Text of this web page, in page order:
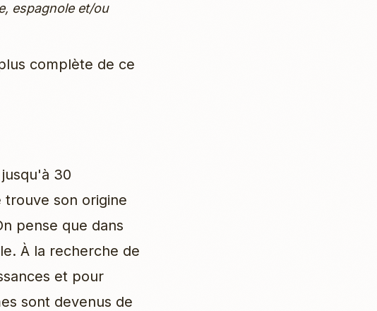
espagnole et/ou
complète de ce
30
son origine
pense que dans
À la recherche de
et pour
sont devenus de